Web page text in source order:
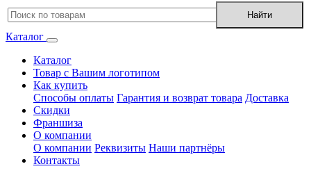
Каталог
Каталог
Товар с Вашим логотипом
Как купить
Способы оплаты Гарантия и возврат товара Доставка
Скидки
Франшиза
О компании
О компании Реквизиты Наши партнёры
Контакты